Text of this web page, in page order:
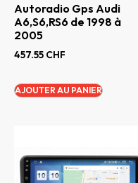
Autoradio Gps Audi
A6,S6,RS6 de 1998 à
2005
457.55 CHF
AJOUTER AU PANIER